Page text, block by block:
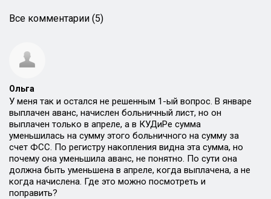
Все комментарии (5)
Ольга
У меня так и остался не решенным 1-ый вопрос. В январе
выплачен аванс, начислен больничный лист, но он
выплачен только в апреле, а в КУДиРе сумма
уменьшилась на сумму этого больничного на сумму за
счет ФСС. По регистру накопления видна эта сумма, но
почему она уменьшила аванс, не понятно. По сути она
должна быть уменьшена в апреле, когда выплачена, а не
когда начислена. Где это можно посмотреть и
поправить?